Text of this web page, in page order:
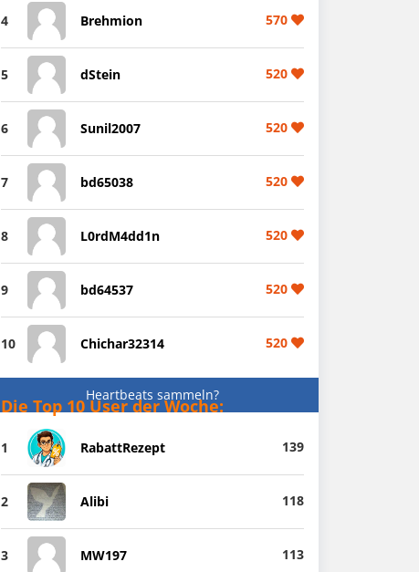
4 Brehmion 570
5 dStein 520
6 Sunil2007 520
7 bd65038 520
8 L0rdM4dd1n 520
9 bd64537 520
10 Chichar32314 520
Heartbeats sammeln?
Die Top 10 User der Woche:
1 RabattRezept 139
2 Alibi 118
3 MW197 113